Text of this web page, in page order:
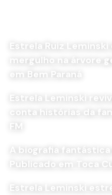
Estrela Ruiz
mergulho na árvore
em Bem Paraná
Estrela Leminski
conta histórias da
FM
A biografia fantástica
Publicado em Toca
Estrela Leminski